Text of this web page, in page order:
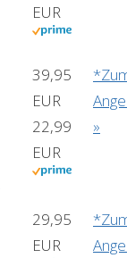
EUR
39,95
EUR
22,99
EUR
»
29,95
EUR